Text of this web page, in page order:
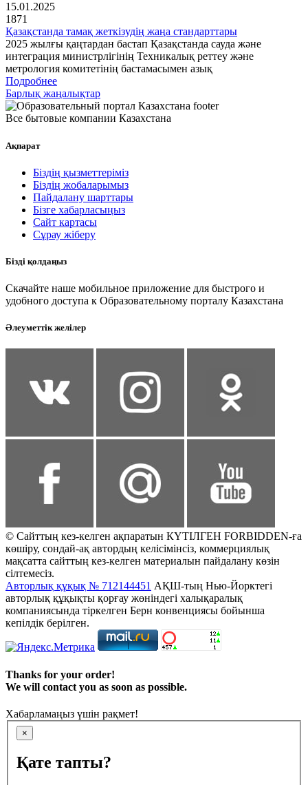
15.01.2025
1871
Қазақстанда тамақ жеткізудің жаңа стандарттары
2025 жылғы қаңтардан бастап Қазақстанда сауда және
интеграция министрлігінің Техникалық реттеу және
метрология комитетінің бастамасымен азық
Подробнее
Барлық жаңалықтар
Все бытовые компании Казахстана
Ақпарат
Біздің қызметтеріміз
Біздің жобаларымыз
Пайдалану шарттары
Бізге хабарласыңыз
Сайт картасы
Сұрау жіберу
Бізді қолдаңыз
Скачайте наше мобильное приложение для быстрого и
удобного доступа к Образовательному порталу Казахстана
Әлеуметтік желілер
© Сайттың кез-келген ақпаратын КҮТІЛГЕН FORBIDDEN-ға
көшіру, сондай-ақ автордың келісімінсіз, коммерциялық
мақсатта сайттың кез-келген материалын пайдалану көзін
сілтемесіз.
Авторлық құқық № 712144451 АҚШ-тың Нью-Йорктегі
авторлық құқықты қорғау жөніндегі халықаралық
компаниясында тіркелген Берн конвенциясы бойынша
кепілдік берілген.
Thanks for your order!
We will contact you as soon as possible.
Хабарламаңыз үшін рақмет!
×
Қате тапты?